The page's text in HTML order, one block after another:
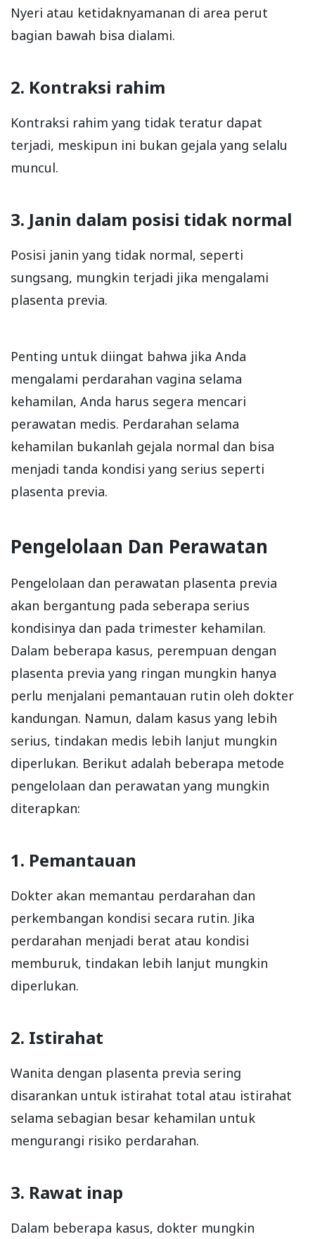
Nyeri atau ketidaknyamanan di area perut
bagian bawah bisa dialami.
2. Kontraksi rahim
Kontraksi rahim yang tidak teratur dapat
terjadi, meskipun ini bukan gejala yang selalu
muncul.
3. Janin dalam posisi tidak normal
Posisi janin yang tidak normal, seperti
sungsang, mungkin terjadi jika mengalami
plasenta previa.
Penting untuk diingat bahwa jika Anda
mengalami perdarahan vagina selama
kehamilan, Anda harus segera mencari
perawatan medis. Perdarahan selama
kehamilan bukanlah gejala normal dan bisa
menjadi tanda kondisi yang serius seperti
plasenta previa.
Pengelolaan Dan Perawatan
Pengelolaan dan perawatan plasenta previa
akan bergantung pada seberapa serius
kondisinya dan pada trimester kehamilan.
Dalam beberapa kasus, perempuan dengan
plasenta previa yang ringan mungkin hanya
perlu menjalani pemantauan rutin oleh dokter
kandungan. Namun, dalam kasus yang lebih
serius, tindakan medis lebih lanjut mungkin
diperlukan. Berikut adalah beberapa metode
pengelolaan dan perawatan yang mungkin
diterapkan:
1. Pemantauan
Dokter akan memantau perdarahan dan
perkembangan kondisi secara rutin. Jika
perdarahan menjadi berat atau kondisi
memburuk, tindakan lebih lanjut mungkin
diperlukan.
2. Istirahat
Wanita dengan plasenta previa sering
disarankan untuk istirahat total atau istirahat
selama sebagian besar kehamilan untuk
mengurangi risiko perdarahan.
3. Rawat inap
Dalam beberapa kasus, dokter mungkin